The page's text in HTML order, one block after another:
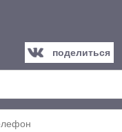
поделиться
своей скидки.